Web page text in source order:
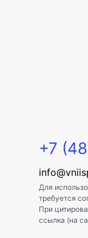
+7
Для
требуется
При
ссылка (на